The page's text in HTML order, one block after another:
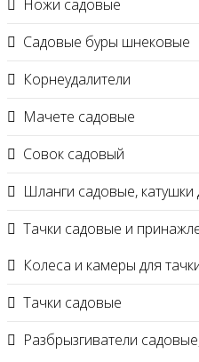
Ножи садовые
Садовые буры шнековые
Корнеудалители
Мачете садовые
Совок садовый
Шланги садовые, катушки
Тачки садовые и
Колеса и камеры для
Тачки садовые
Разбрызгиватели